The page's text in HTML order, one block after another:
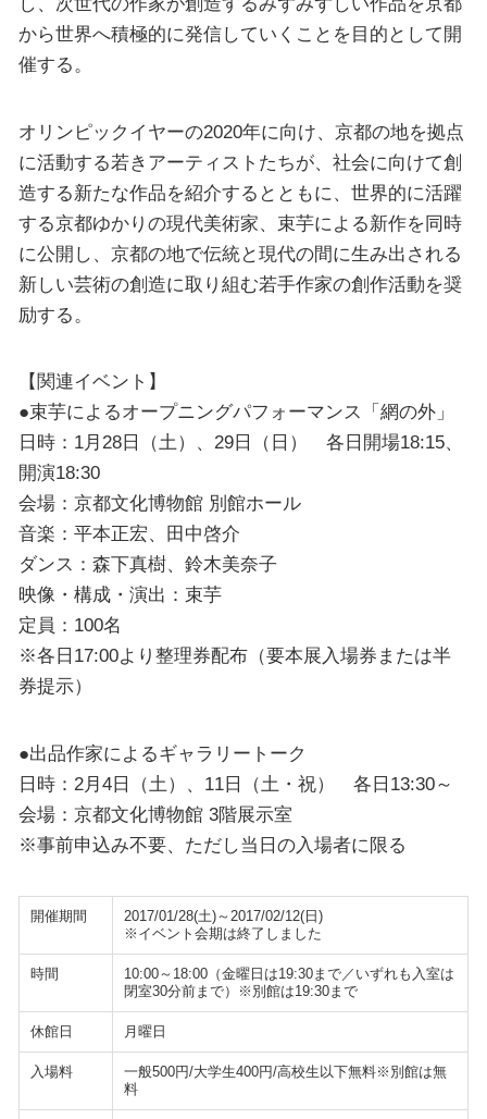
から世界へ積極的に発信していくことを目的として開
催する。
オリンピックイヤーの2020年に向け、京都の地を拠点
に活動する若きアーティストたちが、社会に向けて創
造する新たな作品を紹介するとともに、世界的に活躍
する京都ゆかりの現代美術家、束芋による新作を同時
に公開し、京都の地で伝統と現代の間に生み出される
新しい芸術の創造に取り組む若手作家の創作活動を奨
励する。
【関連イベント】
●束芋によるオープニングパフォーマンス「網の外」
日時：1月28日（土）、29日（日） 各日開場18:15、
開演18:30
会場：京都文化博物館 別館ホール
音楽：平本正宏、田中啓介
ダンス：森下真樹、鈴木美奈子
映像・構成・演出：束芋
定員：100名
※各日17:00より整理券配布（要本展入場券または半
券提示）
●出品作家によるギャラリートーク
日時：2月4日（土）、11日（土・祝） 各日13:30～
会場：京都文化博物館 3階展示室
※事前申込み不要、ただし当日の入場者に限る
開催期間
2017/01/28(土)～2017/02/12(日)
※イベント会期は終了しました
時間
10:00～18:00（金曜日は19:30まで／いずれも入室は
閉室30分前まで）※別館は19:30まで
休館日 月曜日
入場料
一般500円/大学生400円/高校生以下無料※別館は無
料